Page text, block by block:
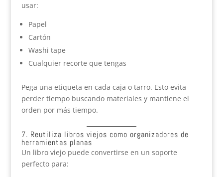
usar:
Papel
Cartón
Washi tape
Cualquier recorte que tengas
Pega una etiqueta en cada caja o tarro. Esto evita
perder tiempo buscando materiales y mantiene el
orden por más tiempo.
7. Reutiliza libros viejos como organizadores de
herramientas planas
Un libro viejo puede convertirse en un soporte
perfecto para: